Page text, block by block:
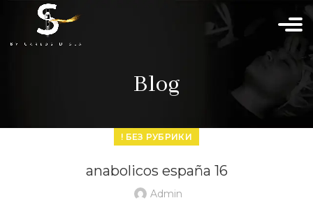
Blog
! БЕЗ РУБРИКИ
anabolicos españa 16
Admin